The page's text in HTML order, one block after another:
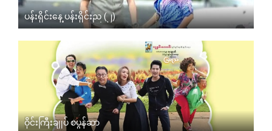
ပန်းရိုင်းနေ့ ပန်းရိုင်းည (၂)
ဝိုင်းကြီးချုပ် စပွန်ဆာ